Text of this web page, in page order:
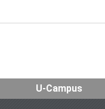
U-Campus